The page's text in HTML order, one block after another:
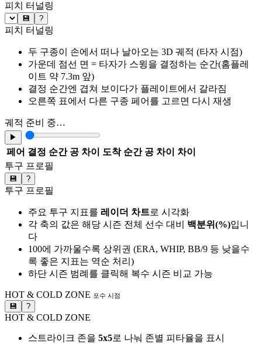
피치 터널링
💾 ?
피치 터널링
두 구종이 손에서 떠나 날아오는 3D 궤적 (타자 시점)
가운데 점선 면 = 타자가 스윙을 결정하는 순간(홈플레
이트 약 7.3m 앞)
결정 순간엔 겹쳐 보이다가 플레이트에서 갈라짐
오른쪽 표에서 다른 구종 페어를 고르면 다시 재생
궤적 준비 중…
▶
페어 결정 순간 공 차이 도착 순간 공 차이
차이
투구 프로필
💾 ?
투구 프로필
주요 투구 지표를 레이더 차트로 시각화
각 축의 값은 해당 시즌 전체 선수 대비 백분위(%)입니
다
100에 가까울수록 상위권 (ERA, WHIP, BB/9 등 낮을수
록 좋은 지표는 역순 처리)
하단 시즌 범례를 클릭해 복수 시즌 비교 가능
HOT & COLD ZONE 포수 시점
💾 ?
HOT & COLD ZONE
스트라이크 존을 5x5로 나눠 존별 피타율을 표시